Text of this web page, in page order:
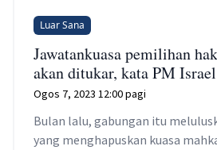
Luar Sana
Jawatankuasa pemilihan
akan ditukar, kata PM Israel
Ogos 7, 2023 12:00 pagi
Bulan lalu, gabungan itu
yang menghapuskan kuasa